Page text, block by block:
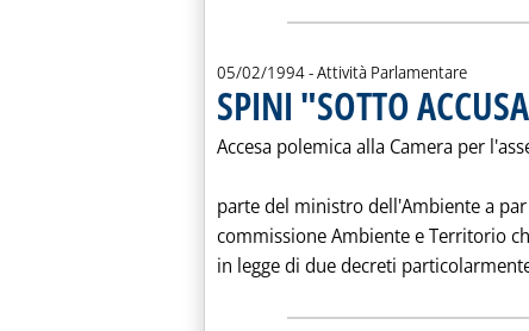
05/02/1994- Attività Parlamentare
SPINI "SOTTO
Accesa polemica alla Camera per
parte del ministro dell'Ambiente a
commissione Ambiente e Territorio
in legge di due decreti